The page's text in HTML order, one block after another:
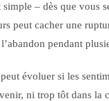
– dès que vous
peut cacher une
pendant
évoluer si les
ni trop tôt dans la